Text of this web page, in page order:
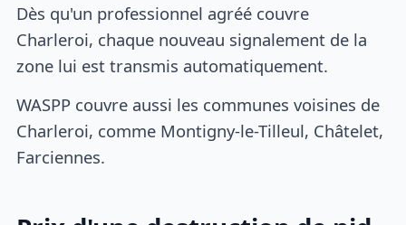
Dès qu'un professionnel agréé couvre
Charleroi, chaque nouveau signalement de la
zone lui est transmis automatiquement.
WASPP couvre aussi les communes voisines de
Charleroi, comme Montigny-le-Tilleul, Châtelet,
Farciennes.